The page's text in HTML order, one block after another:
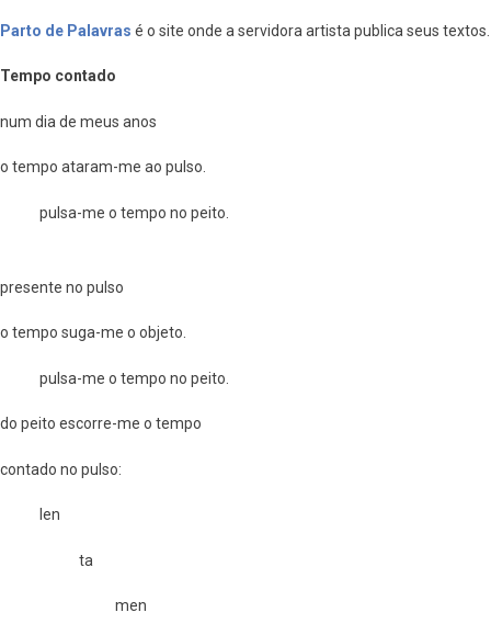
Parto de Palavras é o site onde a servidora artista publica seus textos.
Tempo contado
num dia de meus anos
o tempo ataram-me ao pulso.
pulsa-me o tempo no peito.
presente no pulso
o tempo suga-me o objeto.
pulsa-me o tempo no peito.
do peito escorre-me o tempo
contado no pulso:
len
ta
men